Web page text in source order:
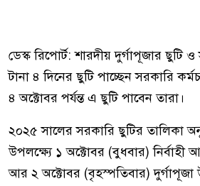
ডেস্ক রিপোর্ট: শারদীয় দুর্গাপূজার ছুটি ও
টানা ৪ দিনের ছুটি পাচ্ছেন সরকারি
৪ অক্টোবর পর্যন্ত এ ছুটি পাবেন তারা।
২০২৫ সালের সরকারি ছুটির তালিকা
উপলক্ষ্যে ১ অক্টোবর (বুধবার) নির্বাহী
আর ২ অক্টোবর (বৃহস্পতিবার) দুর্গাপূজা